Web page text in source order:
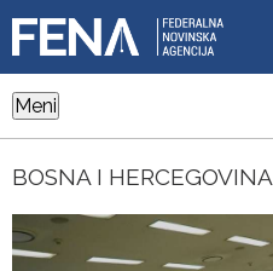
Meni
BOSNA I HERCEGOVINA